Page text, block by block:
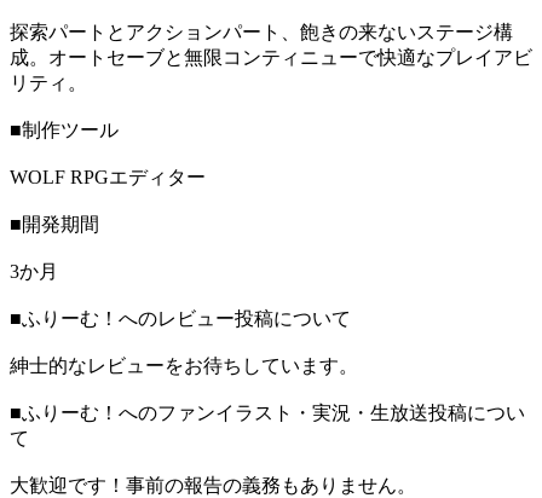
探索パートとアクションパート、飽きの来ないステージ構
成。オートセーブと無限コンティニューで快適なプレイアビ
リティ。
■制作ツール
WOLF RPGエディター
■開発期間
3か月
■ふりーむ！へのレビュー投稿について
紳士的なレビューをお待ちしています。
■ふりーむ！へのファンイラスト・実況・生放送投稿につい
て
大歓迎です！事前の報告の義務もありません。